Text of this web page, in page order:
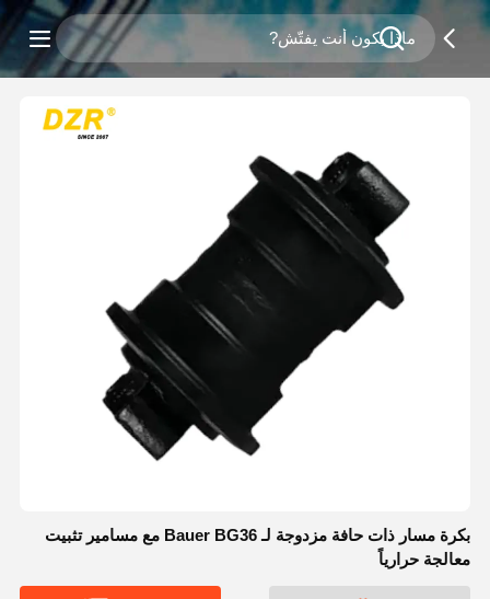
بكرة مسار ذات حافة مزدوجة لـ Bauer BG36 مع مسامير تثبيت
معالجة حرارياً